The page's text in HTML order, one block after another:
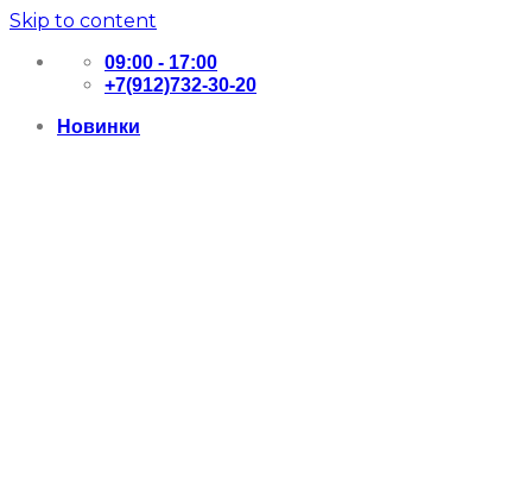
Skip to content
09:00 - 17:00
+7(912)732-30-20
Новинки